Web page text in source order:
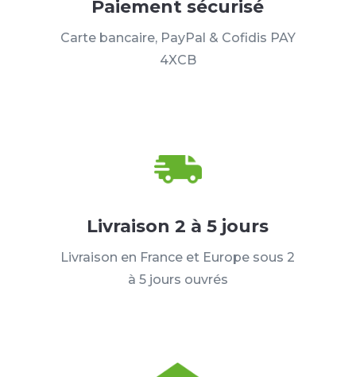
Paiement sécurisé
Carte bancaire, PayPal & Cofidis PAY
4XCB
Livraison 2 à 5 jours
Livraison en France et Europe sous 2
à 5 jours ouvrés